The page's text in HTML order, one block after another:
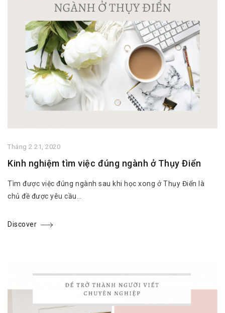
Tháng 2 21, 2020
Kinh nghiệm tìm việc đúng ngành ở Thụy Điển
Tìm được việc đúng ngành sau khi học xong ở Thụy Điển là
chủ đề được yêu cầu…
Discover